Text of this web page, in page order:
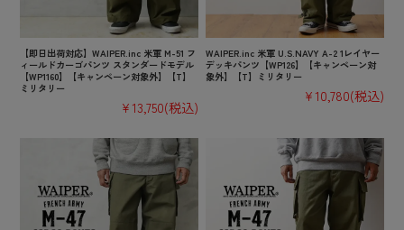
【即日出荷対応】WAIPER.inc 米軍 M-51 フ
ィールドカーゴパンツ スタンダードモデル
【WP1160】【キャンペーン対象外】【T】
ミリタリー
¥13,750(税込)
WAIPER.inc 米軍 U.S.NAVY A-2 1レイヤー
デッキパンツ【WP126】【キャンペーン対
象外】【T】ミリタリー
¥10,780(税込)